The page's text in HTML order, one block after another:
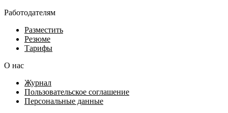
Работодателям
Разместить
Резюме
Тарифы
О нас
Журнал
Пользовательское соглашение
Персональные данные